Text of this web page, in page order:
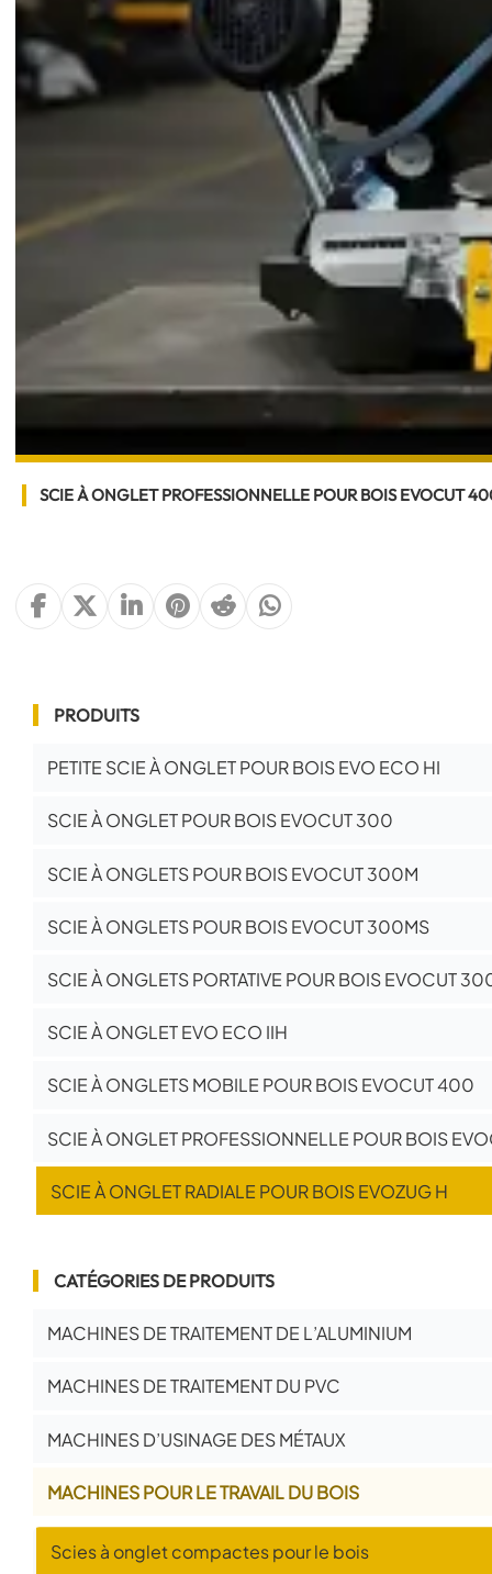
SCIE À ONGLET PROFESSIONNELLE POUR BOIS EVOCUT
PRODUITS
PETITE SCIE À ONGLET POUR BOIS EVO ECO HI
SCIE À ONGLET POUR BOIS EVOCUT 300
SCIE À ONGLETS POUR BOIS EVOCUT 300M
SCIE À ONGLETS POUR BOIS EVOCUT 300MS
SCIE À ONGLETS PORTATIVE POUR BOIS EVOCUT
SCIE À ONGLET EVO ECO IIH
SCIE À ONGLETS MOBILE POUR BOIS EVOCUT 400
SCIE À ONGLET PROFESSIONNELLE POUR BOIS
SCIE À ONGLET RADIALE POUR BOIS EVOZUG H
CATÉGORIES DE PRODUITS
MACHINES DE TRAITEMENT DE L’ALUMINIUM
MACHINES DE TRAITEMENT DU PVC
MACHINES D’USINAGE DES MÉTAUX
MACHINES POUR LE TRAVAIL DU BOIS
Scies à onglet compactes pour le bois